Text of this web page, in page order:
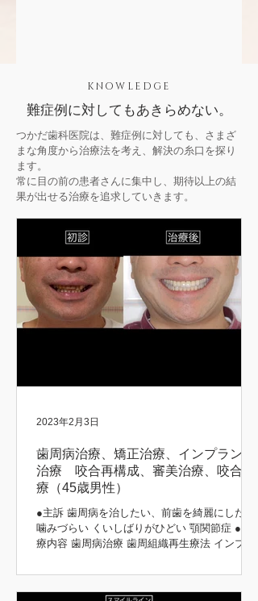
KNOWLEDGE
難症例に対してもあきらめない。
つかだ歯科医院は、難症例に対しても、さまざ
まな角度から治療法を考え、解決の糸口を探り
ます。
常に目の前の患者さんに集中し、期待以上の結
果が出せる治療を追求していきます。
歯周病治療、矯正治療、インプラント
治療 咬合再構成、審美治療、咬合治
療（45歳男性）
●主訴 歯周病を治したい、前歯を綺麗にしたい
噛みづらい くいしばりがひどい 顎関節症 ●治
療内容 歯周病治療 歯周組織再生療法 インプラ
合治療 審美治療 ●患者さんの希望 長持ちする
治療をしてほしい 矯正前後 初診時 治療後...
2023年2月3日